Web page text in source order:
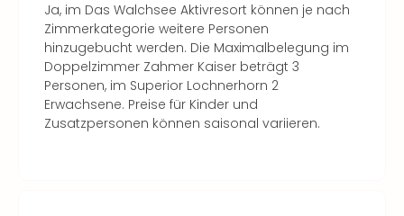
Ja, im Das Walchsee Aktivresort können je nach
Zimmerkategorie weitere Personen
hinzugebucht werden. Die Maximalbelegung im
Doppelzimmer Zahmer Kaiser beträgt 3
Personen, im Superior Lochnerhorn 2
Erwachsene. Preise für Kinder und
Zusatzpersonen können saisonal variieren.